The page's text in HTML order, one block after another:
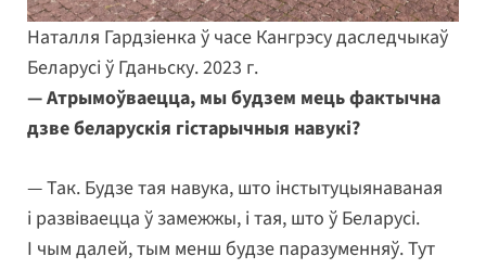
Наталля Гардзіенка ў часе Кангрэсу даследчыкаў
Беларусі ў Гданьску. 2023 г.
— Атрымоўваецца, мы будзем мець фактычна
дзве беларускія гістарычныя навукі?
— Так. Будзе тая навука, што інстытуцыянаваная
і развіваецца ў замежжы, і тая, што ў Беларусі.
І чым далей, тым менш будзе паразуменняў. Тут